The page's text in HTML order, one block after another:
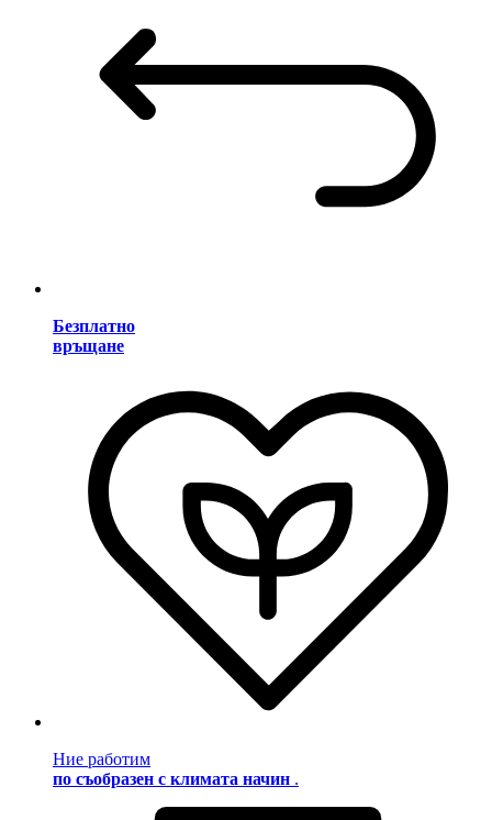
Безплатно
връщане
Ние работим
по съобразен с климата начин .